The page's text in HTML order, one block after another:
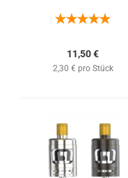
11,50 €
2,30 € pro Stück